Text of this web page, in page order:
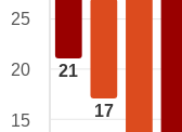
21
17
25
20
15